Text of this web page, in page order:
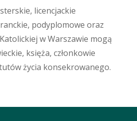
licencjackie
podyplomowe oraz
w Warszawie mogą
księża, członkowie
życia konsekrowanego.